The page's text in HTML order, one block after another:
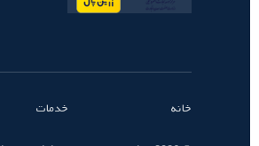
خانه خدمات